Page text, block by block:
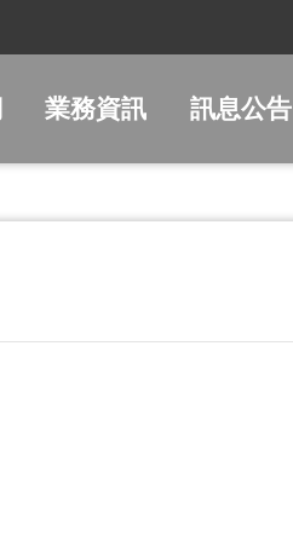
業務資訊 訊息公告